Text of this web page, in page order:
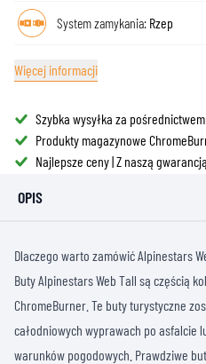
System zamykania: Rzep
Więcej informacji
Szybka wysyłka za pośrednictwem
Produkty magazynowe
Najlepsze ceny | Z naszą
OPIS
Dlaczego warto zamówić Alpinestars
Buty Alpinestars Web Tall są częścią
ChromeBurner. Te buty turystyczne
całodniowych wyprawach po asfalcie
warunków pogodowych. Prawdziwe